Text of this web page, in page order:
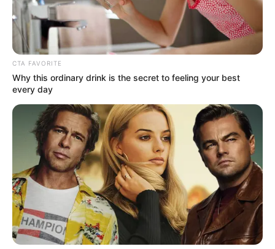
CTA FAVORITE
Why this ordinary drink is the secret to feeling your best
every day